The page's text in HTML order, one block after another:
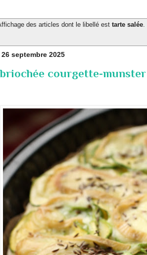
des articles dont le libellé esttarte salée.
septembre 2025
courgette-